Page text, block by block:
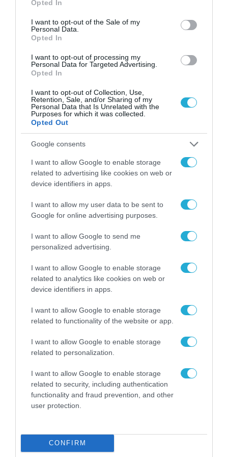
use your data for below specified purposes in below Google
consent section.
Opted In
I want to opt-out of the Sale of my
Personal Data.
Opted In
I want to opt-out of processing my
Personal Data for Targeted Advertising.
Opted In
I want to opt-out of Collection, Use,
Retention, Sale, and/or Sharing of my
Personal Data that Is Unrelated with the
Purposes for which it was collected.
Opted Out
Google consents
I want to allow Google to enable storage
related to advertising like cookies on web or
device identifiers in apps.
I want to allow my user data to be sent to
Google for online advertising purposes.
I want to allow Google to send me
personalized advertising.
I want to allow Google to enable storage
related to analytics like cookies on web or
device identifiers in apps.
I want to allow Google to enable storage
related to functionality of the website or app.
I want to allow Google to enable storage
related to personalization.
I want to allow Google to enable storage
related to security, including authentication
functionality and fraud prevention, and other
user protection.
CONFIRM
ΔΙΕΘΝΗ
ΕΥΡΩΠΑΪΚΗ ΕΠΙΤΡΟΠΗ
Το χρηματοδοτούμενο από την ΕΕ έργο
“The Gaming Police” ενισχύει την
ασφάλεια των παιδιών στο διαδίκτυο
ΣΥΝΕΝΤΕΥΞΕΙΣ